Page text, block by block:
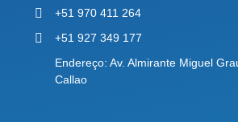
+51 970 411 264
+51 927 349 177
Endereço: Av. Almirante Miguel
Callao